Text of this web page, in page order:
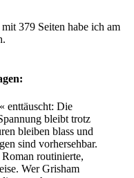
379 Seiten habe ich am
enttäuscht: Die
bleibt trotz
bleiben blass und
sind vorhersehbar.
routinierte,
Wer Grisham